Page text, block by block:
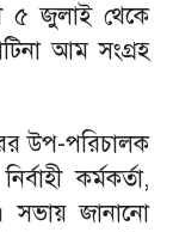
৫ জুলাই থেকে
আম সংগ্রহ
উপ-পরিচালক
কর্মকর্তা,
সভায় জানানো